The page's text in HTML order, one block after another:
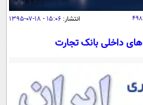
انتشار: ۱۵:۰۶ - ۱۸-۰۷-۱۳۹۵
داخلی بانک تجارت